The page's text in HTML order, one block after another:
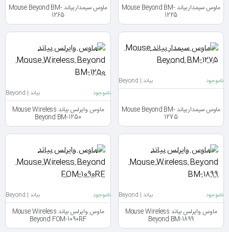
ماوس سیمدار بیاند Mouse Beyond BM-
1225
ماوس سیمدار بیاند Mouse Beyond BM-
1265
ناموجود بیاند | Beyond
ماوس سیمدار بیاند Mouse Beyond BM-
1275
ناموجود بیاند | Beyond
ماوس وایرلس بیاند Mouse Wireless
Beyond BM-1250
ناموجود بیاند | Beyond
ماوس وایرلس بیاند Mouse Wireless
Beyond BM-1899
ناموجود بیاند | Beyond
ماوس وایرلس بیاند Mouse Wireless
Beyond FOM-1090RF